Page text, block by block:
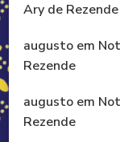
Ary de Rezende
augusto em
Rezende
augusto em
Rezende